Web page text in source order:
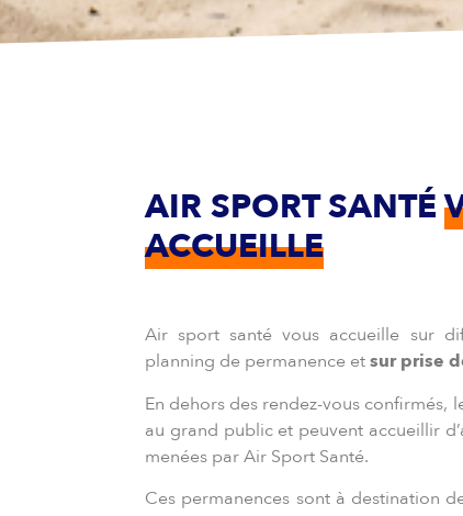
AIR SPORT SANTÉ
ACCUEILLE
Air sport santé vous accueille sur
planning de permanence etsur prise
En dehors des rendez-vous confirmés,
au grand public et peuvent accueillir
menées par Air Sport Santé.
Ces permanences sont à destination